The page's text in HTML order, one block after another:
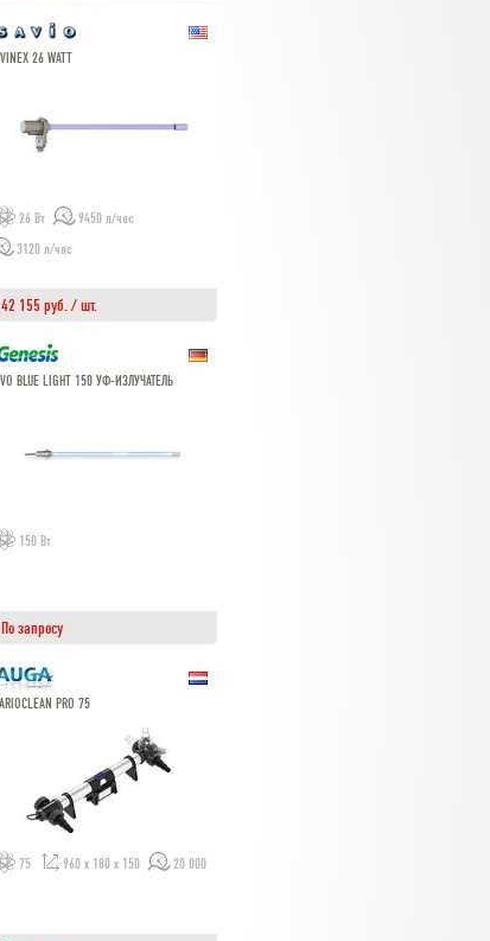
26 WATT
26 Вт
9450 л/час
3120 л/час
42 155 руб. / шт.
BLUE LIGHT 150 УФ-ИЗЛУЧАТЕЛЬ
150 Вт
По запросу
PRO 75
75 960 x 180 x 150 20 000